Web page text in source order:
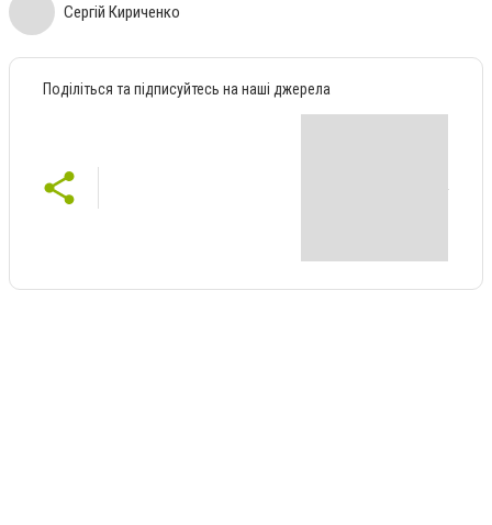
Сергій Кириченко
Поділіться та підписуйтесь на наші джерела